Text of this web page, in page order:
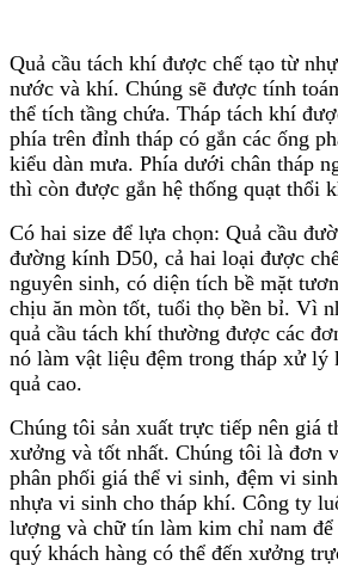
Quả cầu tách khí được chế tạo từ
nước và khí. Chúng sẽ được tính
thể tích tầng chứa. Tháp tách khí
phía trên đỉnh tháp có gắn các ống
kiểu dàn mưa. Phía dưới chân tháp
thì còn được gắn hệ thống quạt thổi
Có hai size để lựa chọn: Quả cầu
đường kính D50, cả hai loại được
nguyên sinh, có diện tích bề mặt
chịu ăn mòn tốt, tuổi thọ bền bỉ. Vì
quả cầu tách khí thường được các
nó làm vật liệu đệm trong tháp xử lý
quả cao.
Chúng tôi sản xuất trực tiếp nên giá
xưởng và tốt nhất. Chúng tôi là đơn
phân phối giá thể vi sinh, đệm vi
nhựa vi sinh cho tháp khí. Công ty
lượng và chữ tín làm kim chỉ nam để
quý khách hàng có thể đến xưởng